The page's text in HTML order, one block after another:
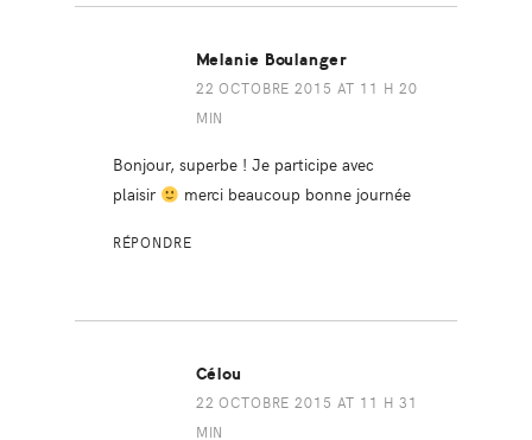
Melanie Boulanger
22 OCTOBRE 2015 AT 11 H 20
MIN
Bonjour, superbe ! Je participe avec
plaisir
merci beaucoup bonne journée
RÉPONDRE
Célou
22 OCTOBRE 2015 AT 11 H 31
MIN